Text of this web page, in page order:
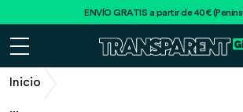
ENVÍO GRATIS a partir de 40€
Inicio
...